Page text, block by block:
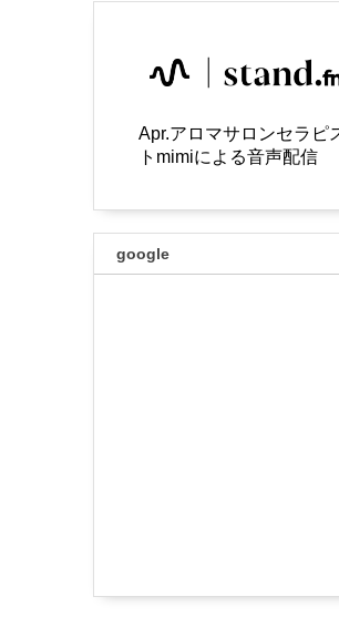
Apr.アロマサロンセラピ
トmimiによる音声配信
google